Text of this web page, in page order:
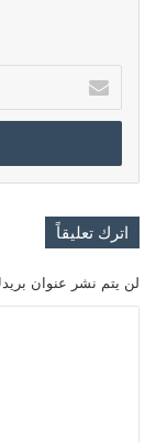
بريدك
الإلكتروني
اترك تعليقاً
لن يتم نشر عنوان